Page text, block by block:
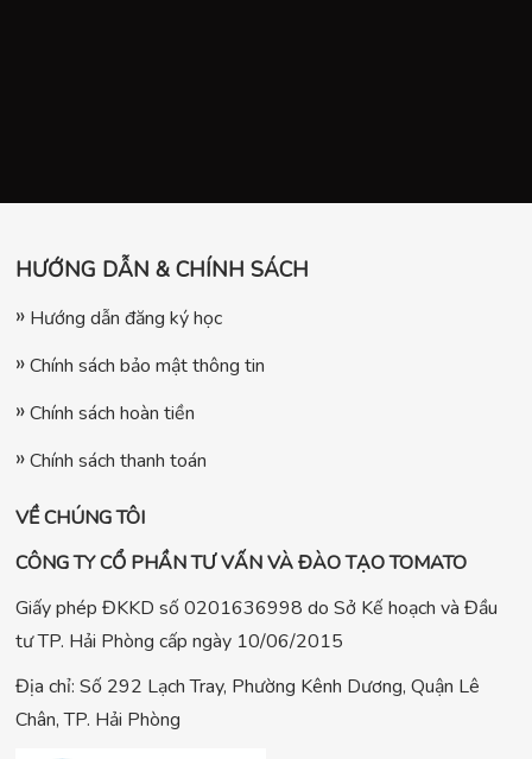
HƯỚNG DẪN & CHÍNH SÁCH
Hướng dẫn đăng ký học
Chính sách bảo mật thông tin
Chính sách hoàn tiền
Chính sách thanh toán
VỀ CHÚNG TÔI
CÔNG TY CỔ PHẦN TƯ VẤN VÀ ĐÀO TẠO TOMATO
Giấy phép ĐKKD số 0201636998 do Sở Kế hoạch và Đầu
tư TP. Hải Phòng cấp ngày 10/06/2015
Địa chỉ: Số 292 Lạch Tray, Phường Kênh Dương, Quận Lê
Chân, TP. Hải Phòng